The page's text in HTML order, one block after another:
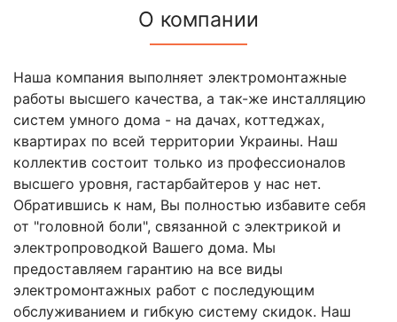
О компании
Наша компания выполняет электромонтажные
работы высшего качества, а так-же инсталляцию
систем умного дома - на дачах, коттеджах,
квартирах по всей территории Украины. Наш
коллектив состоит только из профессионалов
высшего уровня, гастарбайтеров у нас нет.
Обратившись к нам, Вы полностью избавите себя
от "головной боли", связанной с электрикой и
электропроводкой Вашего дома. Мы
предоставляем гарантию на все виды
электромонтажных работ с последующим
обслуживанием и гибкую систему скидок. Наш